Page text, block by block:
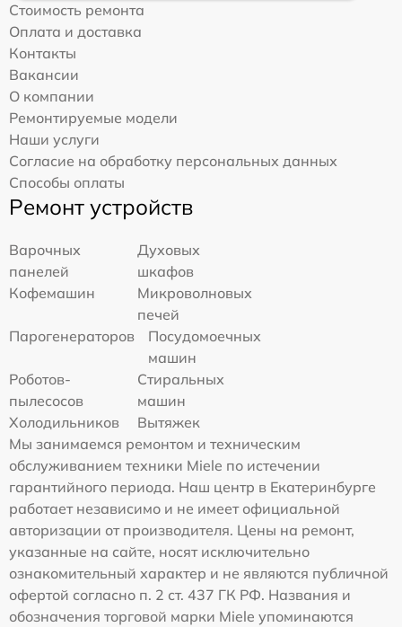
Стоимость ремонта
Оплата и доставка
Контакты
Вакансии
О компании
Ремонтируемые модели
Наши услуги
Согласие на обработку персональных данных
Способы оплаты
Ремонт устройств
Варочных
панелей
Духовых
шкафов
Кофемашин
Микроволновых
печей
Парогенераторов
Посудомоечных
машин
Роботов-
пылесосов
Стиральных
машин
Холодильников
Вытяжек
Мы занимаемся ремонтом и техническим
обслуживанием техники Miele по истечении
гарантийного периода. Наш центр в Екатеринбурге
работает независимо и не имеет официальной
авторизации от производителя. Цены на ремонт,
указанные на сайте, носят исключительно
ознакомительный характер и не являются публичной
офертой согласно п. 2 ст. 437 ГК РФ. Названия и
обозначения торговой марки Miele упоминаются